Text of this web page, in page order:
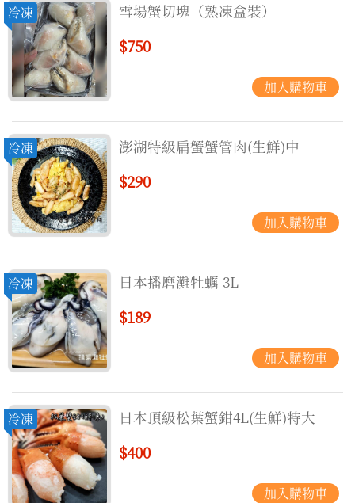
冷凍 雪場蟹切塊（熟凍盒裝）
$750
冷凍 澎湖特級扁蟹蟹管肉(生鮮)中
$290
冷凍 日本播磨灘牡蠣 3L
$189
冷凍 日本頂級松葉蟹鉗4L(生鮮)特大
$400